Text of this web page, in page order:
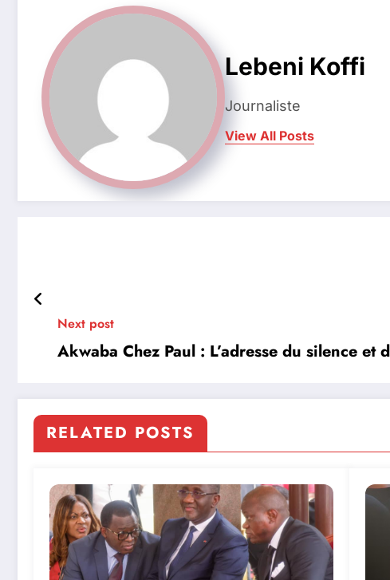
Lebeni Koffi
Journaliste
View All Posts
Next post
Akwaba Chez Paul : L’adresse du silence et
RELATED POSTS